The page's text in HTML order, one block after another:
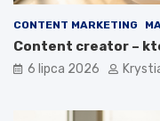
CONTENT MARKETING
Content creator –
6 lipca 2026